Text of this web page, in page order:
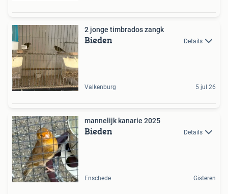
2 jonge timbrados zangk
Bieden Details
Valkenburg 5 jul 26
mannelijk kanarie 2025
Bieden Details
Enschede Gisteren